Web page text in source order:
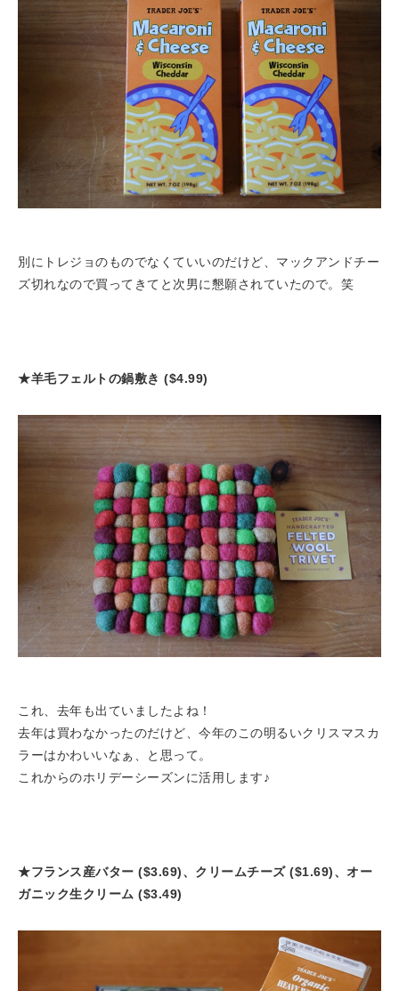
別にトレジョのものでなくていいのだけど、マックアンドチー
ズ切れなので買ってきてと次男に懇願されていたので。笑
★羊毛フェルトの鍋敷き ($4.99)
これ、去年も出ていましたよね！
去年は買わなかったのだけど、今年のこの明るいクリスマスカ
ラーはかわいいなぁ、と思って。
これからのホリデーシーズンに活用します♪
★フランス産バター ($3.69)、クリームチーズ ($1.69)、オー
ガニック生クリーム ($3.49)